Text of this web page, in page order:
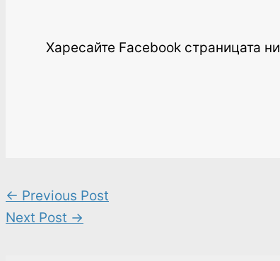
Харесайте Facebook страницата ни
← Previous Post
Next Post →